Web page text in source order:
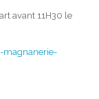
avant 11H30 le